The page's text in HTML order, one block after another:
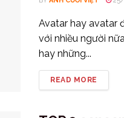
Avatar hay avatar
với nhiều người
hay những...
READ MORE